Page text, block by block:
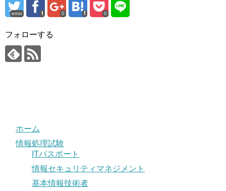
error 0 0
フォローする
ホーム
情報処理試験
ITパスポート
情報セキュリティマネジメント
基本情報技術者